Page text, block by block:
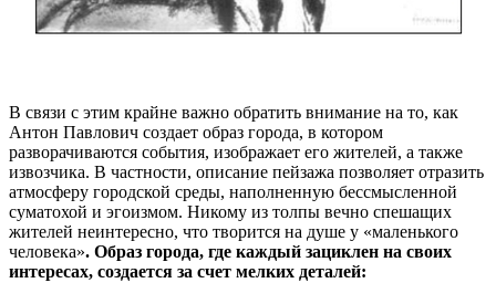
В связи с этим крайне важно обратить внимание на то, как
Антон Павлович создает образ города, в котором
разворачиваются события, изображает его жителей, а также
извозчика. В частности, описание пейзажа позволяет отразить
атмосферу городской среды, наполненную бессмысленной
суматохой и эгоизмом. Никому из толпы вечно спешащих
жителей неинтересно, что творится на душе у «маленького
человека». Образ города, где каждый зациклен на своих
интересах, создается за счет мелких деталей: